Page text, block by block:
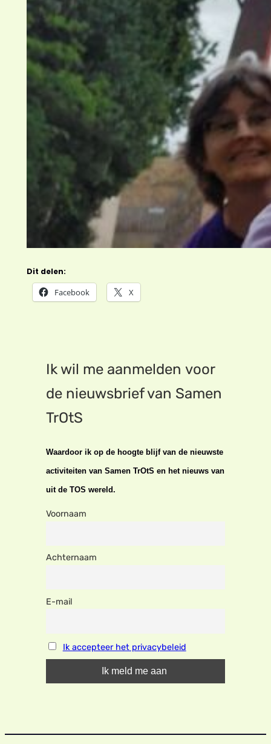
Dit delen:
Facebook X
Ik wil me aanmelden voor
de nieuwsbrief van Samen
TrOtS
Waardoor ik op de hoogte blijf van de nieuwste
activiteiten van Samen TrOtS en het nieuws van
uit de TOS wereld.
Voornaam
Achternaam
E-mail
Ik accepteer het privacybeleid